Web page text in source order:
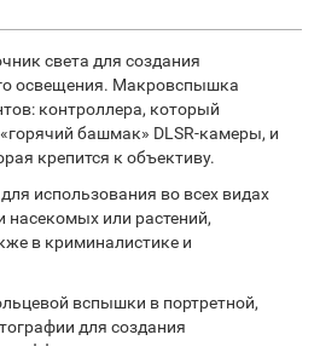
света для создания
освещения. Макровспышка
контроллера, который
башмак» DLSR-камеры, и
крепится к объективу.
использования во всех видах
или растений,
в криминалистике и
вспышки в портретной,
для создания